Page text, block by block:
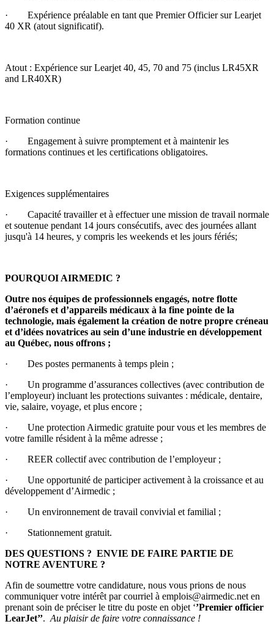
· Expérience préalable en tant que Premier Officier sur Learjet
40 XR (atout significatif).
Atout : Expérience sur Learjet 40, 45, 70 and 75 (inclus LR45XR
and LR40XR)
Formation continue
· Engagement à suivre promptement et à maintenir les
formations continues et les certifications obligatoires.
Exigences supplémentaires
· Capacité travailler et à effectuer une mission de travail normale
et soutenue pendant 14 jours consécutifs, avec des journées allant
jusqu'à 14 heures, y compris les weekends et les jours fériés;
POURQUOI AIRMEDIC ?
Outre nos équipes de professionnels engagés, notre flotte
d’aéronefs et d’appareils médicaux à la fine pointe de la
technologie, mais également la création de notre propre créneau
et d’idées novatrices au sein d’une industrie en développement
au Québec, nous offrons ;
· Des postes permanents à temps plein ;
· Un programme d’assurances collectives (avec contribution de
l’employeur) incluant les protections suivantes : médicale, dentaire,
vie, salaire, voyage, et plus encore ;
· Une protection Airmedic gratuite pour vous et les membres de
votre famille résident à la même adresse ;
· REER collectif avec contribution de l’employeur ;
· Une opportunité de participer activement à la croissance et au
développement d’Airmedic ;
· Un environnement de travail convivial et familial ;
· Stationnement gratuit.
DES QUESTIONS ? ENVIE DE FAIRE PARTIE DE
NOTRE AVENTURE ?
Afin de soumettre votre candidature, nous vous prions de nous
communiquer votre intérêt par courriel à emplois@airmedic.net en
prenant soin de préciser le titre du poste en objet ‘’Premier officier
LearJet’’. Au plaisir de faire votre connaissance !